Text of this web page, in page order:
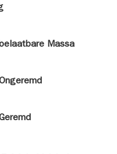
Massa